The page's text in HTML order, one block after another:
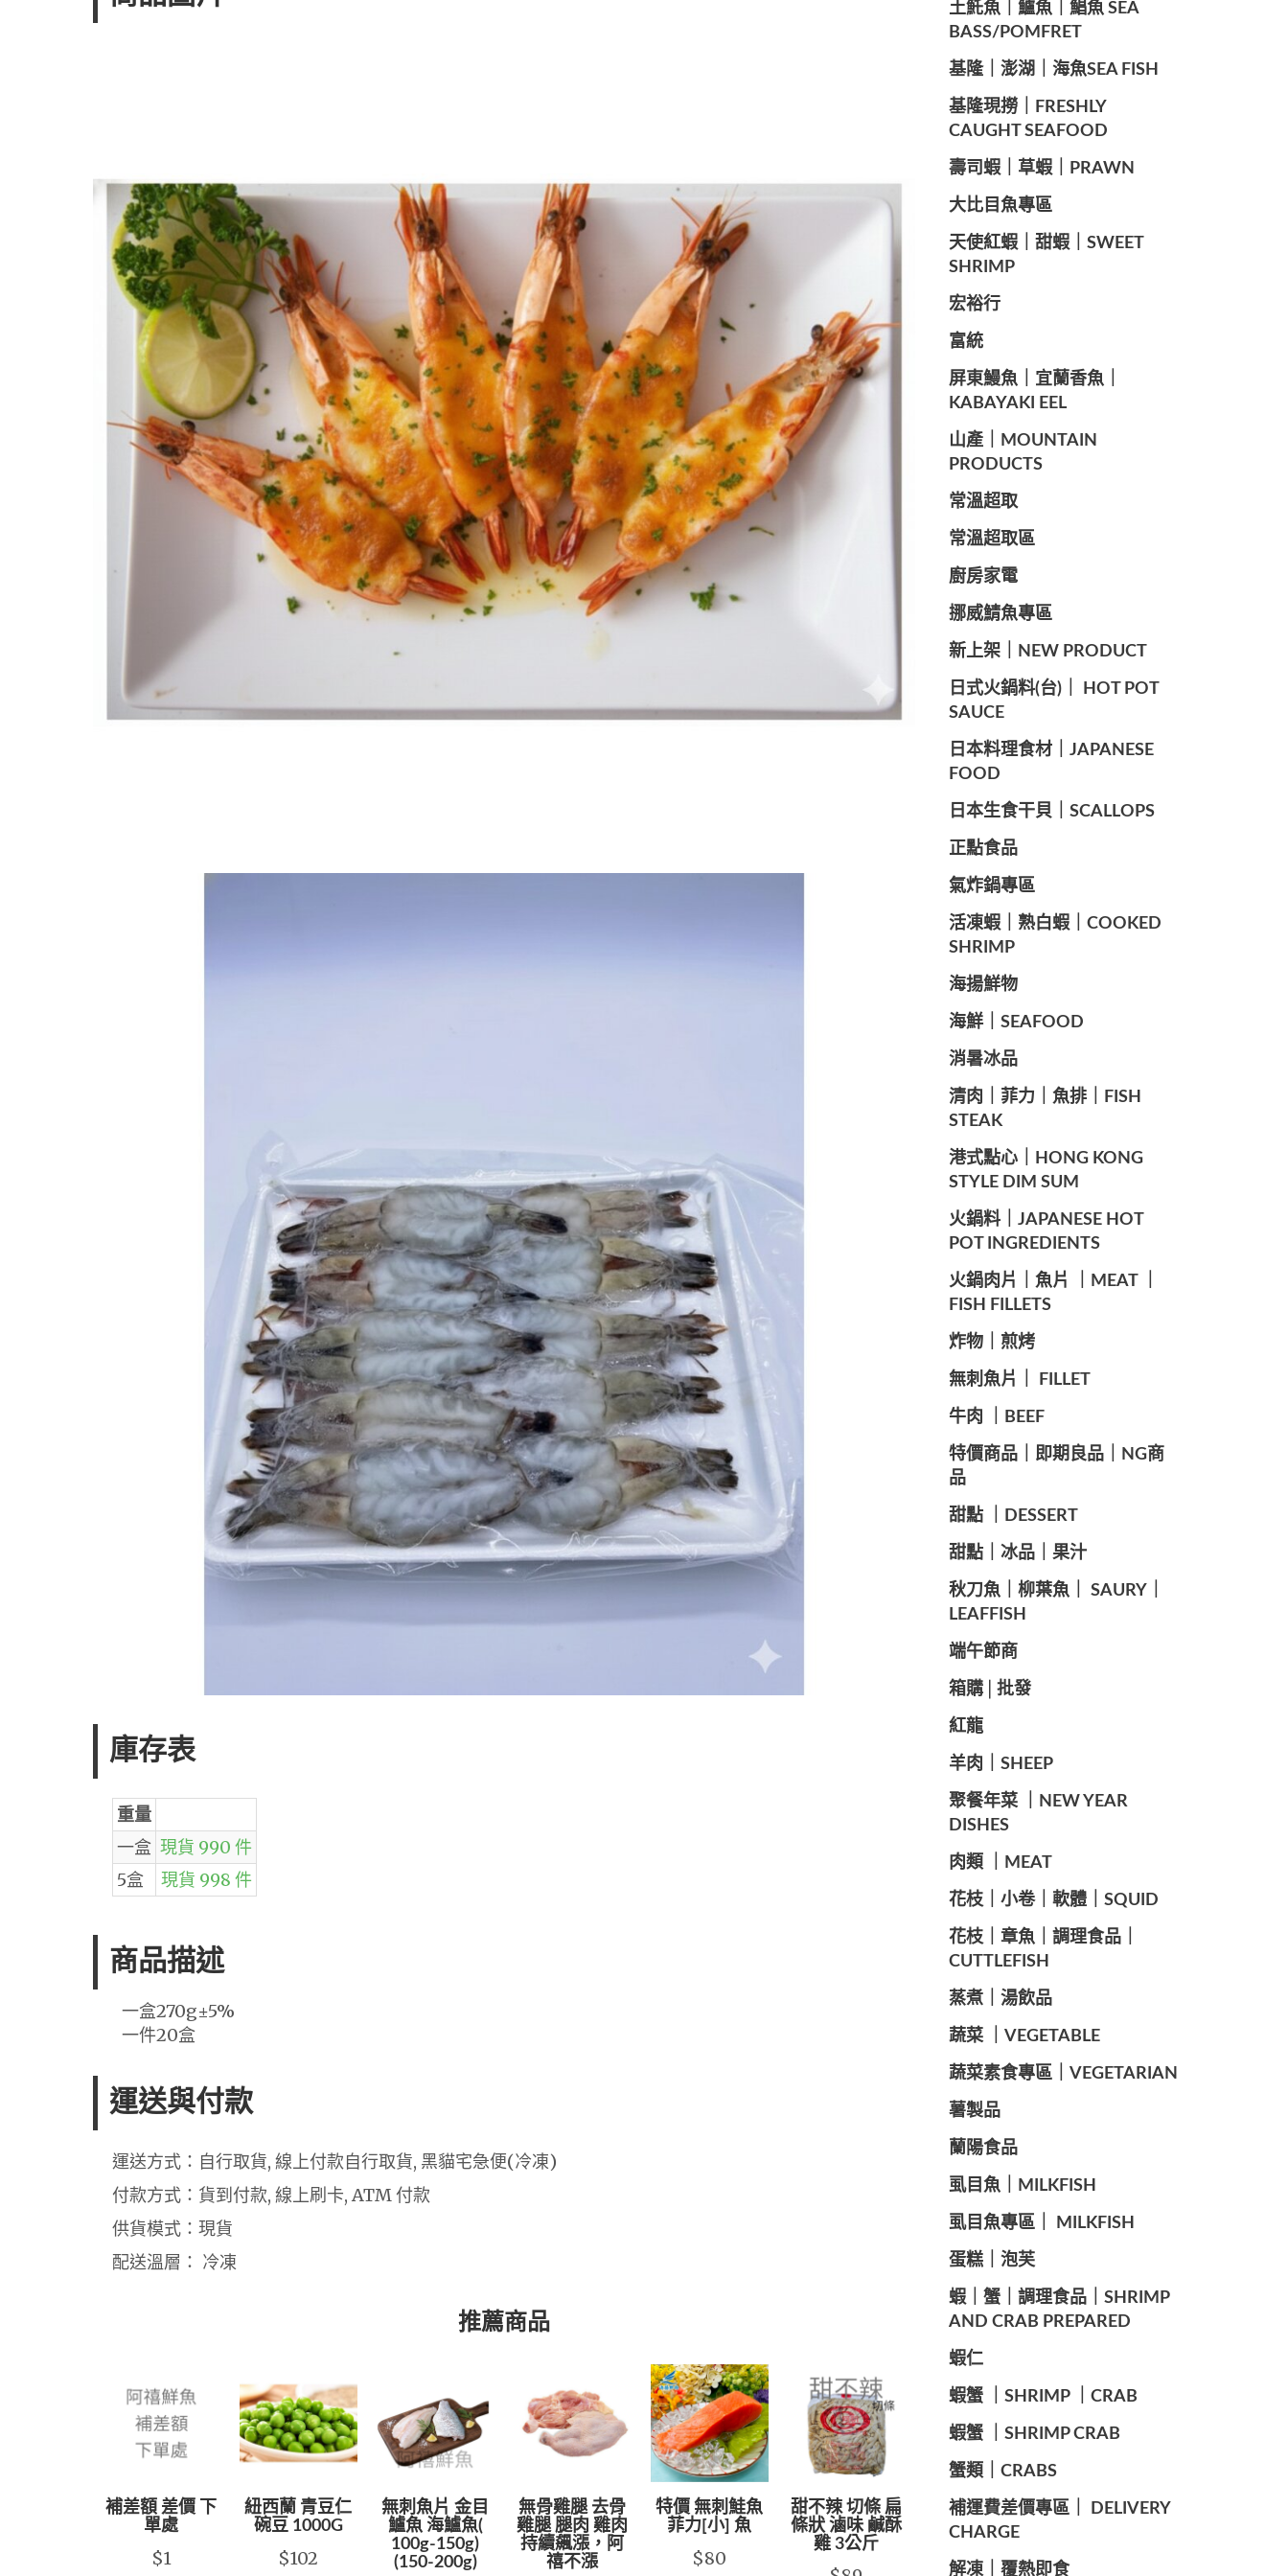
庫存表
重量
一盒 現貨 990 件
5盒
現貨 998 件
商品描述
一盒270g±5%
一件20盒
運送與付款
運送方式：自行取貨, 線上付款自行取貨, 黑貓宅急便(冷凍)
付款方式：貨到付款, 線上刷卡, ATM 付款
供貨模式：現貨
配送溫層： 冷凍
推薦商品
補差額 差價 下
單處
$1
紐西蘭 青豆仁
碗豆 1000G
$102
無刺魚片 金目
鱸魚 海鱸魚(
100g-150g)
(150-200g)
無骨雞腿 去骨
雞腿 腿肉 雞肉
持續飆漲，阿
禧不漲
特價 無刺鮭魚
菲力[小] 魚
$80
甜不辣 切條 扁
條狀 滷味 鹹酥
雞 3公斤
️土魠魚｜鱸魚｜鯧魚 SEA ​​
BASS/POMFRET
️基隆｜澎湖｜海魚SEA ​​FISH
️基隆現撈｜FRESHLY
CAUGHT SEAFOOD
️壽司蝦｜草蝦｜PRAWN
️大比目魚專區
️天使紅蝦｜甜蝦｜SWEET
SHRIMP
宏裕行
富統
️屏東鰻魚｜宜蘭香魚｜
KABAYAKI EEL
山產｜MOUNTAIN
PRODUCTS
常溫超取
常溫超取區
廚房家電
️挪威鯖魚專區
️新上架｜NEW PRODUCT
️日式火鍋料(台)｜ HOT POT
SAUCE
️日本料理食材｜JAPANESE
FOOD
日本生食干貝｜SCALLOPS
正點食品
️氣炸鍋專區
️活凍蝦｜熟白蝦｜COOKED
SHRIMP
海揚鮮物
海鮮｜SEAFOOD
️消暑冰品
️清肉｜菲力｜魚排｜FISH
STEAK
️港式點心｜HONG KONG
STYLE DIM SUM
️火鍋料｜JAPANESE HOT
POT INGREDIENTS
️火鍋肉片｜魚片 ｜MEAT ｜
FISH FILLETS
️炸物｜煎烤
️無刺魚片｜ FILLET
牛肉 ｜BEEF
️特價商品｜即期良品｜NG商
品
甜點 ｜DESSERT
️甜點｜冰品｜果汁
️秋刀魚｜柳葉魚｜ SAURY｜
LEAFFISH
️端午節商️
️箱購│批發
紅龍
羊肉｜SHEEP
️聚餐年菜 ｜NEW YEAR
DISHES
肉類 ｜MEAT
️花枝｜小卷｜軟體｜SQUID
花枝｜章魚｜調理食品｜
CUTTLEFISH
️蒸煮｜湯飲品
蔬菜 ｜VEGETABLE
蔬菜素食專區｜VEGETARIAN
️薯製品
蘭陽食品
️虱目魚｜MILKFISH
️虱目魚專區｜ MILKFISH
️蛋糕｜泡芙
️蝦｜蟹｜調理食品｜SHRIMP
AND CRAB PREPARED
️蝦仁
️蝦蟹 ｜SHRIMP ｜CRAB
️蝦蟹 ｜SHRIMP CRAB
️蟹類｜CRABS
️補運費差價專區｜ DELIVERY
CHARGE
️解凍｜覆熱即食